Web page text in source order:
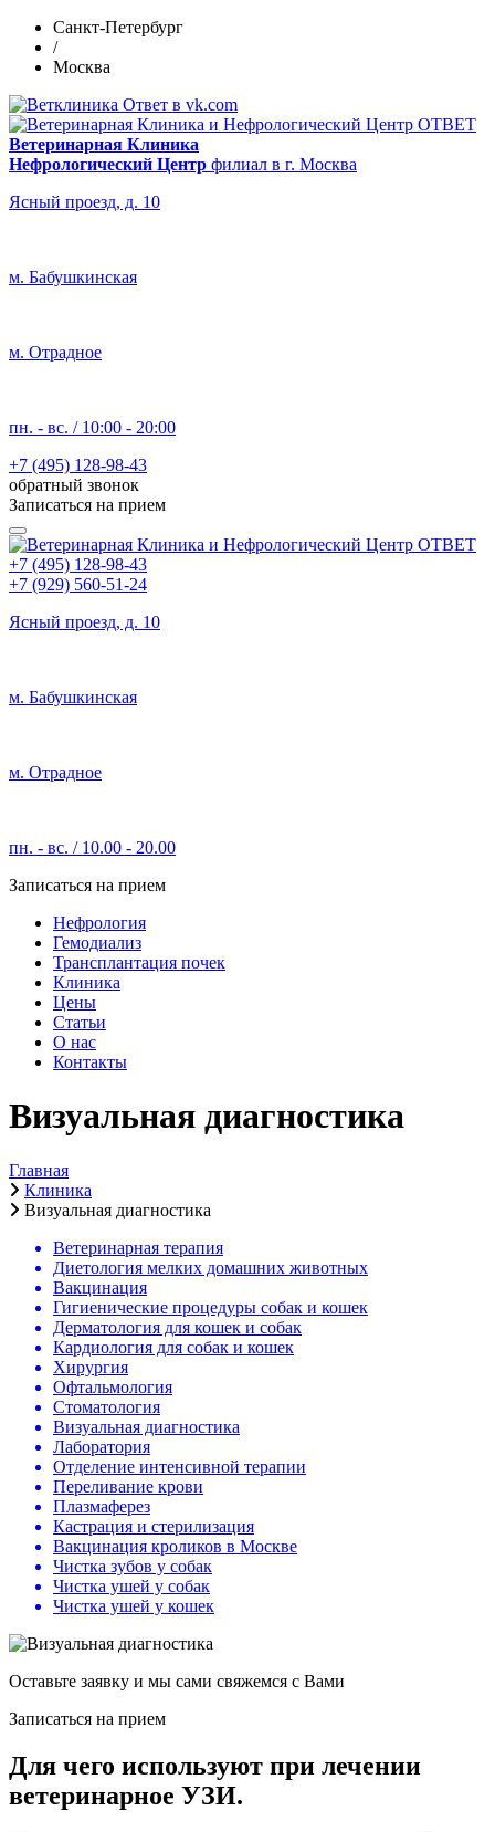
Санкт-Петербург
/
Москва
Ветеринарная Клиника
Нефрологический Центр филиал в г. Москва
Ясный проезд, д. 10
м. Бабушкинская
м. Отрадное
пн. - вс. / 10:00 - 20:00
+7 (495) 128-98-43
обратный звонок
Записаться на прием
+7 (495) 128-98-43
+7 (929) 560-51-24
Ясный проезд, д. 10
м. Бабушкинская
м. Отрадное
пн. - вс. / 10.00 - 20.00
Записаться на прием
Нефрология
Гемодиализ
Трансплантация почек
Клиника
Цены
Статьи
О нас
Контакты
Визуальная диагностика
Главная
Клиника
Визуальная диагностика
Ветеринарная терапия
Диетология мелких домашних животных
Вакцинация
Гигиенические процедуры собак и кошек
Дерматология для кошек и собак
Кардиология для собак и кошек
Хирургия
Офтальмология
Стоматология
Визуальная диагностика
Лаборатория
Отделение интенсивной терапии
Переливание крови
Плазмаферез
Кастрация и стерилизация
Вакцинация кроликов в Москве
Чистка зубов у собак
Чистка ушей у собак
Чистка ушей у кошек
Оставьте заявку и мы сами свяжемся с Вами
Записаться на прием
Для чего используют при лечении
ветеринарное УЗИ.